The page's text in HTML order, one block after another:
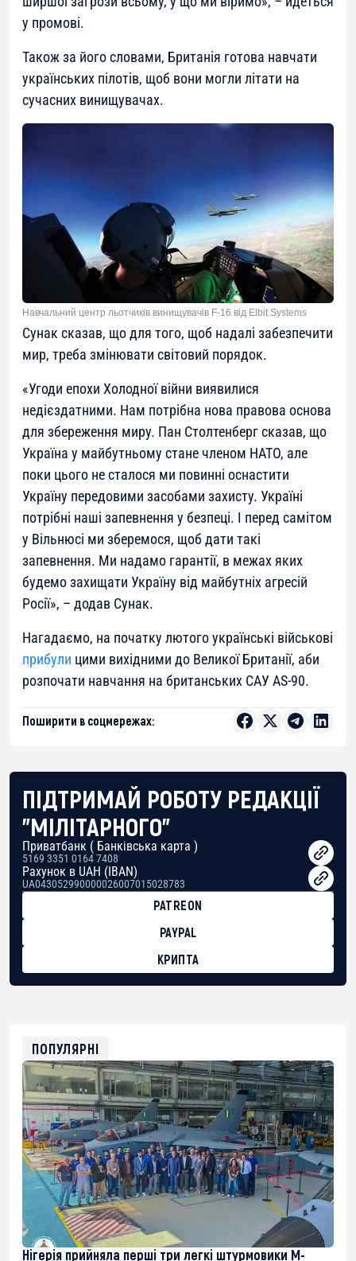
у промові.
Також за його словами, Британія готова навчати
українських пілотів, щоб вони могли літати на
сучасних винищувачах.
Навчальний центр льотчиків винищувачів F-16 від Elbit Systems
Сунак сказав, що для того, щоб надалі забезпечити
мир, треба змінювати світовий порядок.
«Угоди епохи Холодної війни виявилися
недієздатними. Нам потрібна нова правова основа
для збереження миру. Пан Столтенберг сказав, що
Україна у майбутньому стане членом НАТО, але
поки цього не сталося ми повинні оснастити
Україну передовими засобами захисту. Україні
потрібні наші запевнення у безпеці. І перед самітом
у Вільнюсі ми зберемося, щоб дати такі
запевнення. Ми надамо гарантії, в межах яких
будемо захищати Україну від майбутніх агресій
Росії», – додав Сунак.
Нагадаємо, на початку лютого українські військові
прибули цими вихідними до Великої Британії, аби
розпочати навчання на британських САУ AS-90.
Поширити в соцмережах:
ПІДТРИМАЙ РОБОТУ РЕДАКЦІЇ
"МІЛІТАРНОГО"
Приватбанк ( Банківська карта )
5169 3351 0164 7408
Рахунок в UAH (IBAN)
UA043052990000026007015028783
PATREON
PAYPAL
КРИПТА
0xfD02863D3289416fcF50975c9DFda13623f97758
ПОПУЛЯРНІ
Нігерія прийняла перші три легкі штурмовики M-